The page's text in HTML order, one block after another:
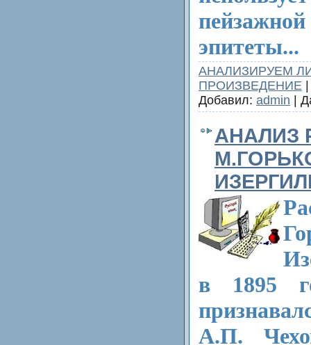
эпитеты...
АНАЛИЗИРУЕМ
ПРОИЗВЕДЕНИЕ
Добавил: admin |
АНАЛИЗ
в 1895
А.П.